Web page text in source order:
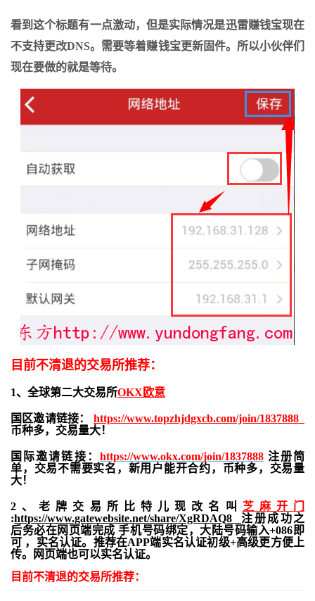
看到这个标题有一点激动，但是实际情况是迅雷赚钱宝现在
不支持更改DNS。需要等着赚钱宝更新固件。所以小伙伴们
现在要做的就是等待。
目前不清退的交易所推荐：
1、全球第二大交易所OKX欧意
国区邀请链接： https://www.topzhjdgxcb.com/join/1837888
币种多，交易量大！
国际邀请链接： https://www.okx.com/join/1837888注册简
单，交易不需要实名，新用户能开合约， 币种多，交易量
大！
2、老牌交易所比特儿现改名叫 芝麻开门
:https://www.gatewebsite.net/share/XgRDAQ8 注册成功之
后务必在网页端完成 手机号码绑定，大陆号码输入+086即
可 ，实名认证。推荐在APP端实名认证初级+高级更方便上
传。网页端也可以实名认证。
目前不清退的交易所推荐：